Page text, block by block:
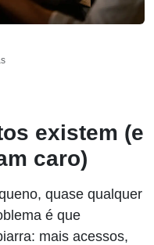
existem (e
caro)
quase qualquer
é que
mais acessos,